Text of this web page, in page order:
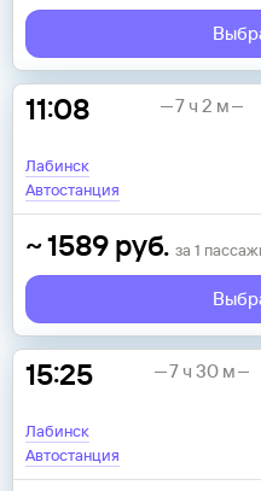
11:08
Лабинск
Автостанция
7 ч 2 м
~1589 руб. за 1
15:25
Лабинск
Автостанция
7 ч 30 м